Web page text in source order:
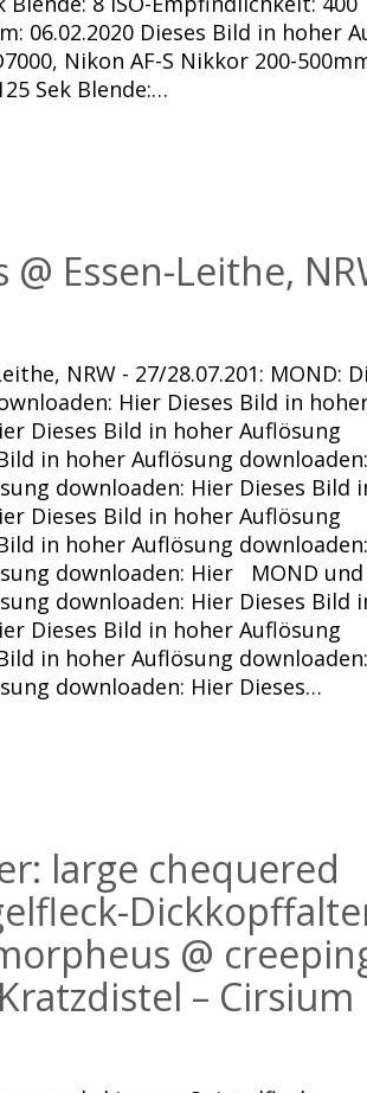
06.02.2020 Dieses Bild in hoher
Nikon AF-S Nikkor 200-
Sek Blende:…
Essen-Leithe,
NRW - 27/28.07.201: MOND:
Hier Dieses Bild in
Dieses Bild in hoher Auflösung
in hoher Auflösung
downloaden: Hier Dieses Bild
Dieses Bild in hoher Auflösung
in hoher Auflösung
downloaden: Hier MOND und
downloaden: Hier Dieses Bild
Dieses Bild in hoher Auflösung
in hoher Auflösung
downloaden: Hier Dieses…
large chequered
@
– Cirsium